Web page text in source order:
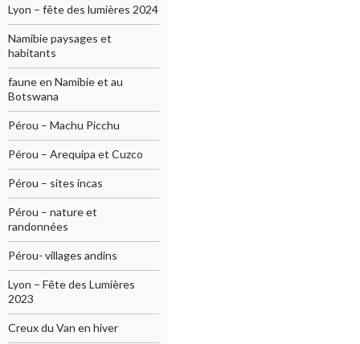
Lyon – fête des lumières 2024
Namibie paysages et
habitants
faune en Namibie et au
Botswana
Pérou – Machu Picchu
Pérou – Arequipa et Cuzco
Pérou – sites incas
Pérou – nature et
randonnées
Pérou- villages andins
Lyon – Fête des Lumières
2023
Creux du Van en hiver